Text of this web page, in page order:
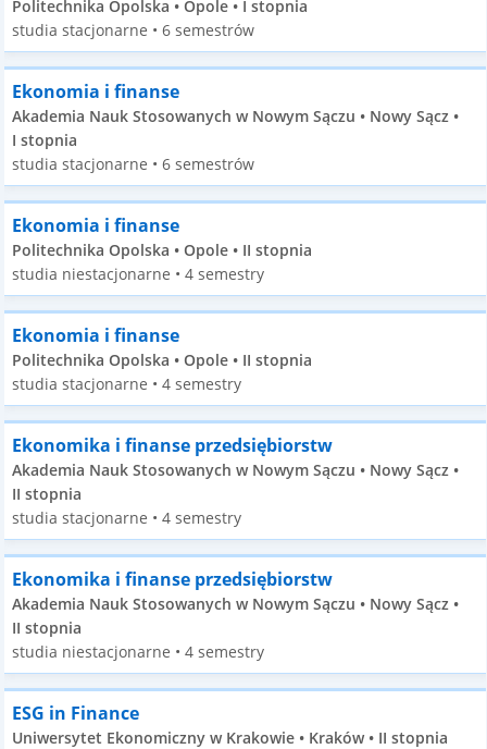
Politechnika Opolska • Opole • I stopnia
studia stacjonarne • 6 semestrów
Ekonomia i finanse
Akademia Nauk Stosowanych w Nowym Sączu • Nowy Sącz •
I stopnia
studia stacjonarne • 6 semestrów
Ekonomia i finanse
Politechnika Opolska • Opole • II stopnia
studia niestacjonarne • 4 semestry
Ekonomia i finanse
Politechnika Opolska • Opole • II stopnia
studia stacjonarne • 4 semestry
Ekonomika i finanse przedsiębiorstw
Akademia Nauk Stosowanych w Nowym Sączu • Nowy Sącz •
II stopnia
studia stacjonarne • 4 semestry
Ekonomika i finanse przedsiębiorstw
Akademia Nauk Stosowanych w Nowym Sączu • Nowy Sącz •
II stopnia
studia niestacjonarne • 4 semestry
ESG in Finance
Uniwersytet Ekonomiczny w Krakowie • Kraków • II stopnia